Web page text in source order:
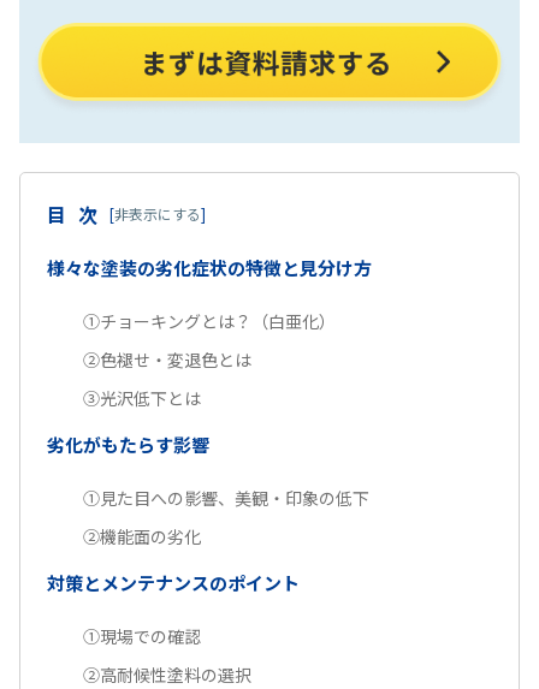
目次 [非表示にする]
様々な塗装の劣化症状の特徴と見分け方
①チョーキングとは？（白亜化）
②色褪せ・変退色とは
③光沢低下とは
劣化がもたらす影響
①見た目への影響、美観・印象の低下
②機能面の劣化
対策とメンテナンスのポイント
①現場での確認
②高耐候性塗料の選択